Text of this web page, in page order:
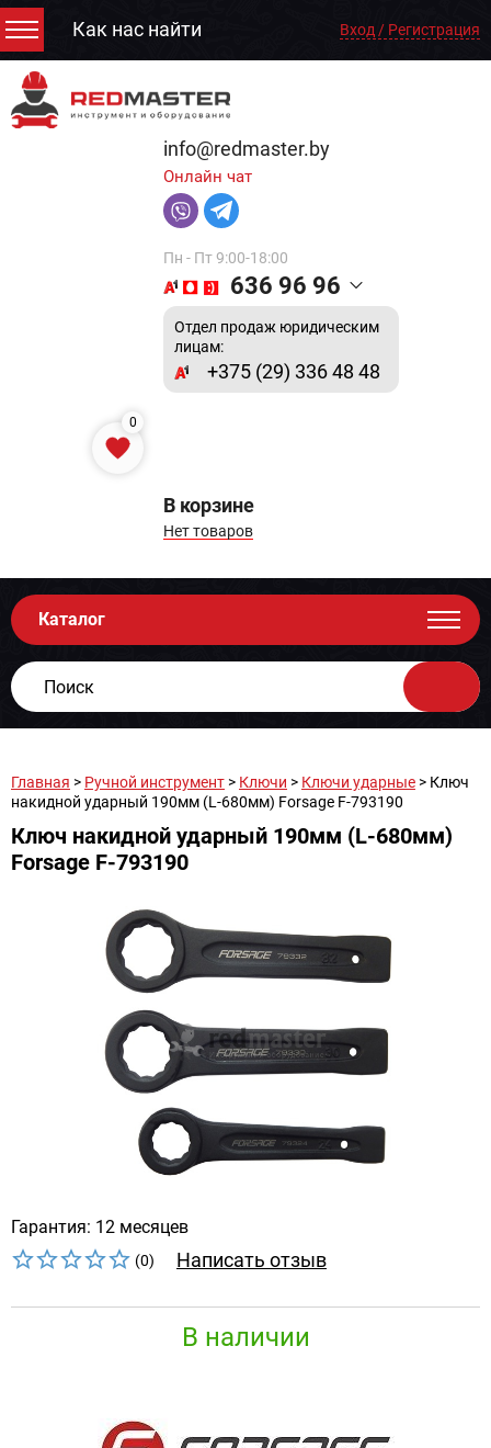
Как нас найти Вход / Регистрация
info@redmaster.by
Онлайн чат
Пн - Пт 9:00-18:00
636 96 96
Отдел продаж юридическим
лицам:
+375 (29) 336 48 48
0
В корзине
Нет товаров
Каталог
Главная > Ручной инструмент > Ключи > Ключи ударные > Ключ
накидной ударный 190мм (L-680мм) Forsage F-793190
Ключ накидной ударный 190мм (L-680мм)
Forsage F-793190
Гарантия: 12 месяцев
(0) Написать отзыв
В наличии